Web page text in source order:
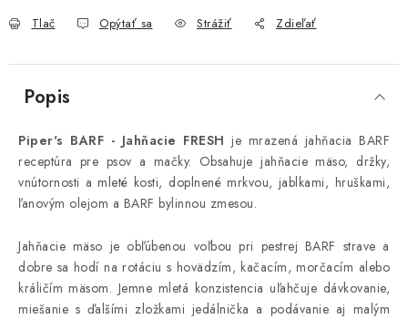
Tlač Opýtať sa Strážiť Zdieľať
Popis
Piper's BARF - Jahňacie FRESH je mrazená jahňacia BARF
receptúra pre psov a mačky. Obsahuje jahňacie mäso, držky,
vnútornosti a mleté kosti, doplnené mrkvou, jablkami, hruškami,
ľanovým olejom a BARF bylinnou zmesou.
Jahňacie mäso je obľúbenou voľbou pri pestrej BARF strave a
dobre sa hodí na rotáciu s hovädzím, kačacím, morčacím alebo
králičím mäsom. Jemne mletá konzistencia uľahčuje dávkovanie,
miešanie s ďalšími zložkami jedálnička a podávanie aj malým